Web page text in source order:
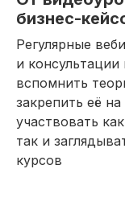
бизнес-
Регулярные
и
вспомнить
закрепить её
участвовать
так и
курсов